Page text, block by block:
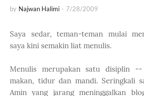
by Najwan Halimi - 7/28/2009
Saya sedar, teman-teman mulai
saya kini semakin liat menulis.
Menulis merupakan satu disiplin --
makan, tidur dan mandi. Seringkali
Amin yang jarang meninggalkan